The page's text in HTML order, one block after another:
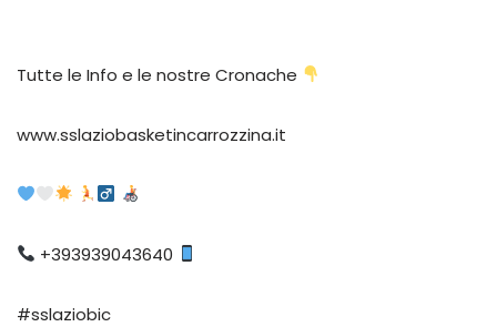
Tutte le Info e le nostre Cronache
www.sslaziobasketincarrozzina.it
+393939043640
#sslaziobic